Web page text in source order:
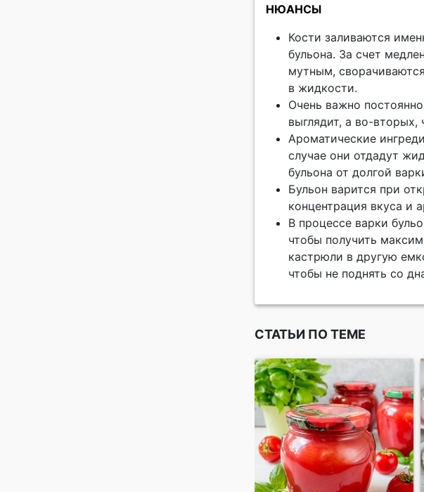
НЮАНСЫ
Кости заливаются
бульона. За счет
мутным,
в жидкости.
Очень важно
выглядит, а во-
Ароматические
случае они отдадут
бульона от долгой
Бульон варится при
концентрация вкуса и
В процессе варки
чтобы получить
кастрюли в другую
чтобы не поднять со
СТАТЬИ ПО ТЕМЕ